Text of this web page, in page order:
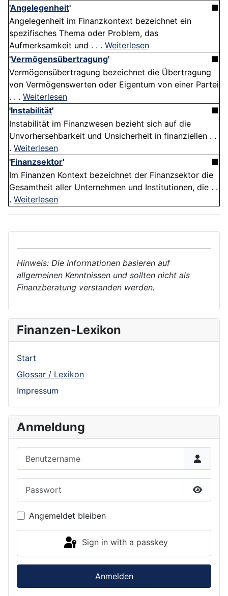
'Angelegenheit'
■
Angelegenheit im Finanzkontext bezeichnet ein
spezifisches Thema oder Problem, das
Aufmerksamkeit und . . . Weiterlesen
'Vermögensübertragung'
■
Vermögensübertragung bezeichnet die Übertragung
von Vermögenswerten oder Eigentum von einer Partei
. . . Weiterlesen
'Instabilität'
■
Instabilität im Finanzwesen bezieht sich auf die
Unvorhersehbarkeit und Unsicherheit in finanziellen . .
. Weiterlesen
'Finanzsektor'
■
Im Finanzen Kontext bezeichnet der Finanzsektor die
Gesamtheit aller Unternehmen und Institutionen, die . .
. Weiterlesen
Hinweis: Die Informationen basieren auf
allgemeinen Kenntnissen und sollten nicht als
Finanzberatung verstanden werden.
Finanzen-Lexikon
Start
Glossar / Lexikon
Impressum
Anmeldung
Show
Angemeldet bleiben
Sign in with a passkey
Anmelden